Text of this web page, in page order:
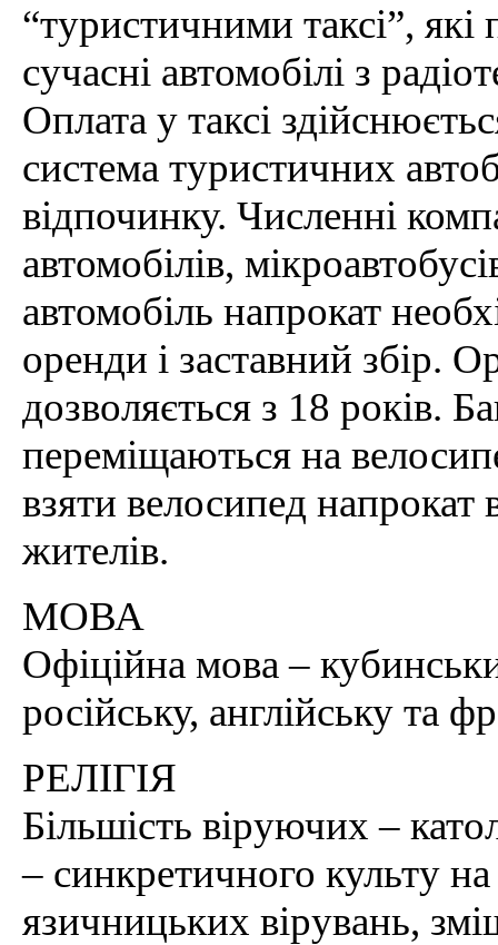
“туристичними таксі”,
сучасні автомобілі з
Оплата у таксі
система туристичних
відпочинку. Численні
автомобілів,
автомобіль напрокат
оренди і заставний збір.
дозволяється з 18 років.
переміщаються на
взяти велосипед напрокат
жителів.
МОВА
Офіційна мова –
російську, англійську та
РЕЛІГІЯ
Більшість віруючих –
– синкретичного культу
язичницьких вірувань,